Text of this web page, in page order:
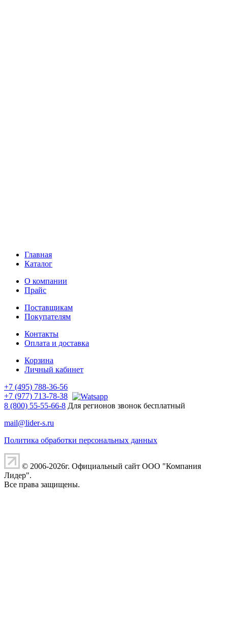
Главная
Каталог
О компании
Прайс
Поставщикам
Покупателям
Контакты
Оплата и доставка
Корзина
Личный кабинет
+7 (495) 788-36-56
+7 (977) 713-78-38
8 (800) 55-55-66-8 Для регионов звонок бесплатный
mail@lider-s.ru
Политика обработки персональных данных
© 2006-2026г. Официальный сайт ООО "Компания
Лидер".
Все права защищены.